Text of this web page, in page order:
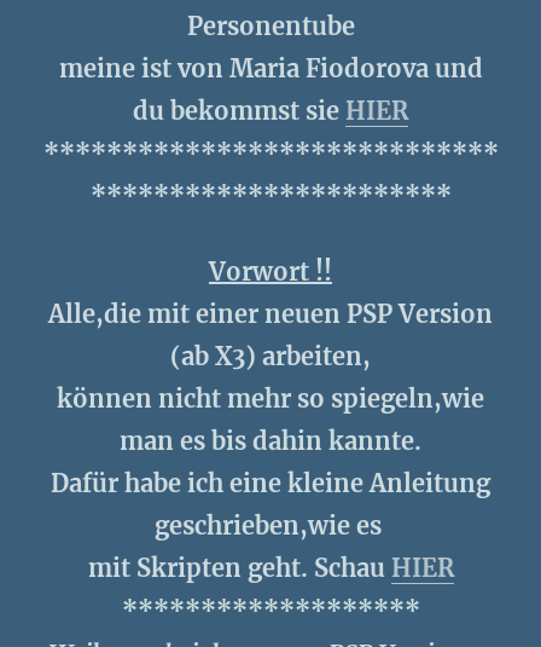
Personentube
meine ist von Maria Fiodorova und
du bekommst sie HIER
*****************************
***********************
Vorwort !!
Alle,die mit einer neuen PSP Version
(ab X3) arbeiten,
können nicht mehr so spiegeln,wie
man es bis dahin kannte.
Dafür habe ich eine kleine Anleitung
geschrieben,wie es
mit Skripten geht. Schau HIER
*******************